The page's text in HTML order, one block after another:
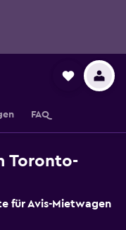
FAQ
Toronto-
für Avis-Mietwagen